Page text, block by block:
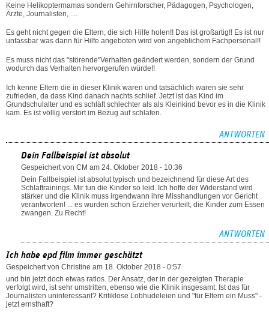
Keine Helikoptermamas sondern Gehirnforscher, Pädagogen, Psychologen,
Ärzte, Journalisten, ....
Es geht nicht gegen die Eltern, die sich Hilfe holen!! Das ist großartig!! Es ist nur
unfassbar was dann für Hilfe angeboten wird von angeblichem Fachpersonal!!
Es muss nicht das "störende"Verhalten geändert werden, sondern der Grund
wodurch das Verhalten hervorgerufen würde!!
Ich kenne Eltern die in dieser Klinik waren und tatsächlich waren sie sehr
zufrieden, da dass Kind danach nachts schlief. Jetzt ist das Kind im
Grundschulalter und es schläft schlechter als als Kleinkind bevor es in die Klinik
kam. Es ist völlig verstört im Bezug auf schlafen.
ANTWORTEN
Dein Fallbeispiel ist absolut
Gespeichert von CM am 24. Oktober 2018 - 10:36
Dein Fallbeispiel ist absolut typisch und bezeichnend für diese Art des
Schlaftrainings. Mir tun die Kinder so leid. Ich hoffe der Widerstand wird
stärker und die Klinik muss irgendwann ihre Misshandlungen vor Gericht
verantworten! ... es wurden schon Erzieher verurteilt, die Kinder zum Essen
zwangen. Zu Recht!
ANTWORTEN
Ich habe epd film immer geschätzt
Gespeichert von Christine am 18. Oktober 2018 - 0:57
und bin jetzt doch etwas ratlos. Der Ansatz, der in der gezeigten Therapie
verfolgt wird, ist sehr umstritten, ebenso wie die Klinik insgesamt. Ist das für
Journalisten uninteressant? Kritiklose Lobhudeleien und "für Eltern ein Muss" -
jetzt ernsthaft?